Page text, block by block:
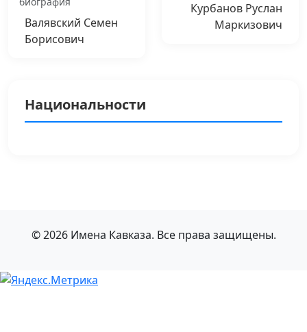
Валявский Семен
Борисович
Курбанов Руслан
Маркизович
Национальности
© 2026 Имена Кавказа. Все права защищены.